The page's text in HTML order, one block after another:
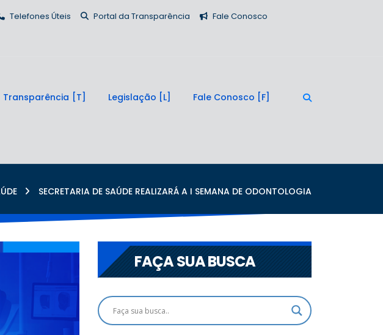
Telefones Úteis Portal da Transparência Fale Conosco
Transparência Legislação Fale Conosco
SECRETARIA DE SAÚDE REALIZARÁ A I SEMANA DE ODONTOLOGIA
FAÇA SUA BUSCA